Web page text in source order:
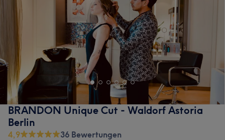
BRANDON Unique Cut - Waldorf Astoria
Berlin
4,9
36 Bewertungen